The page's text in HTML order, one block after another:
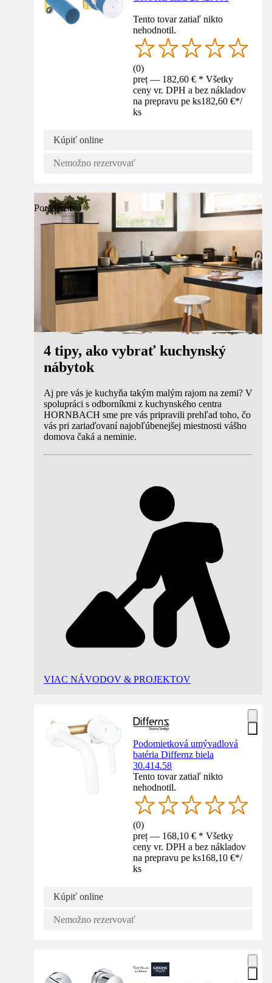
Tento tovar zatiaľ nikto
nehodnotil.
(0)
preț — 182,60 € * Všetky
ceny vr. DPH a bez nákladov
na prepravu pe ks182,60 €*/
ks
Kúpiť online
Nemožno rezervovať
Poradenstvo
4 tipy, ako vybrať kuchynský
nábytok
Aj pre vás je kuchyňa takým malým rajom na zemi? V
spolupráci s odborníkmi z kuchynského centra
HORNBACH sme pre vás pripravili prehľad toho, čo
vás pri zariaďovaní najobľúbenejšej miestnosti vášho
domova čaká a neminie.
VIAC NÁVODOV & PROJEKTOV
Podomietková umývadlová
batéria Differnz biela
30.414.58
Tento tovar zatiaľ nikto
nehodnotil.
(0)
preț — 168,10 € * Všetky
ceny vr. DPH a bez nákladov
na prepravu pe ks168,10 €*/
ks
Kúpiť online
Nemožno rezervovať